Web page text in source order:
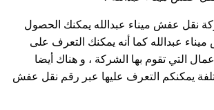
نقل عفش ميناء عبدالله يمكنك الحصول
عبدالله كما أنه يمكنك التعرف على
التي تقوم بها الشركة ، و هناك أيضا
يمكنكم التعرف عليها عبر رقم نقل عفش